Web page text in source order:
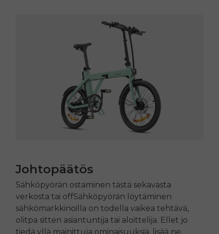
Johtopäätös
Sähköpyörän ostaminen tästä sekavasta
verkosta tai offSähköpyörän löytäminen
sähkömarkkinoilla on todella vaikea tehtävä,
olitpa sitten asiantuntija tai aloittelija. Ellet jo
tiedä yllä mainittuja ominaisuuksia, lisää ne